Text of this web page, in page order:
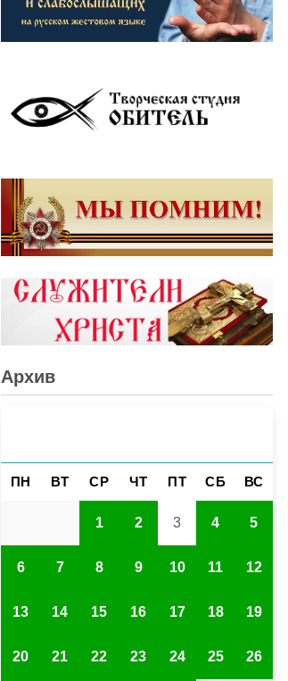
Архив
ПН ВТ СР ЧТ ПТ СБ ВС
1 2 3 4 5
6 7 8 9 10 11 12
13 14 15 16 17 18 19
20 21 22 23 24 25 26